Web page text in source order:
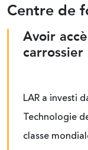
Centre de
Avoir
carrossier
LAR a investi
Technologie
classe